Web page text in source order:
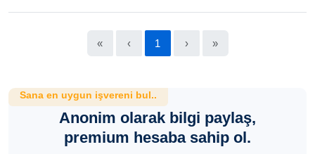
« ‹ 1 › »
Sana en uygun işvereni bul..
Anonim olarak bilgi paylaş,
premium hesaba sahip ol.